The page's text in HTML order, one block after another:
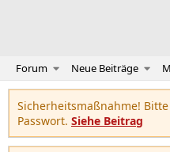
Forum Neue Beiträge
Sicherheitsmaßnahme!
Passwort. Siehe Beitrag